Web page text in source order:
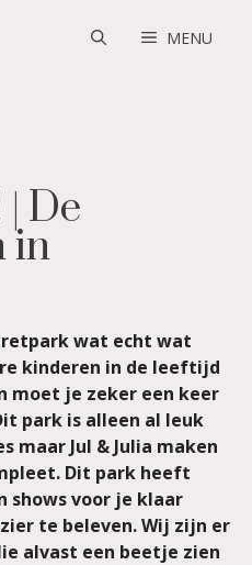
MENU
De
in
wat echt wat
kinderen in de leeftijd
moet je zeker een keer
park is alleen al leuk
maar Jul & Julia maken
Dit park heeft
shows voor je klaar
te beleven. Wij zijn er
alvast een beetje zien